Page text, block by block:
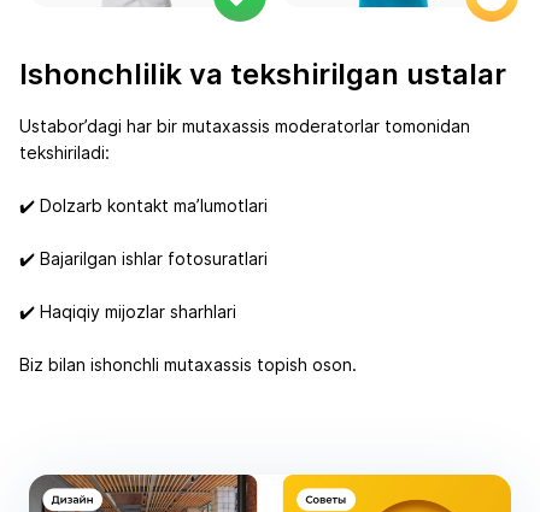
Ishonchlilik va tekshirilgan ustalar
Ustabor’dagi har bir mutaxassis moderatorlar tomonidan
tekshiriladi:
✔️ Dolzarb kontakt ma’lumotlari
✔️ Bajarilgan ishlar fotosuratlari
✔️ Haqiqiy mijozlar sharhlari
Biz bilan ishonchli mutaxassis topish oson.